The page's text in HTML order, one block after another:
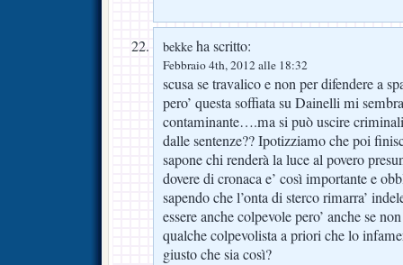
bekke ha scritto:
Febbraio 4th, 2012 alle 18:32
scusa se travalico e non per difendere a
pero’ questa soffiata su Dainelli mi
contaminante….ma si può uscire
dalle sentenze?? Ipotizziamo che poi
sapone chi renderà la luce al povero
dovere di cronaca e’ così importante e
sapendo che l’onta di sterco rimarra’
essere anche colpevole pero’ anche se
qualche colpevolista a priori che lo
giusto che sia così?